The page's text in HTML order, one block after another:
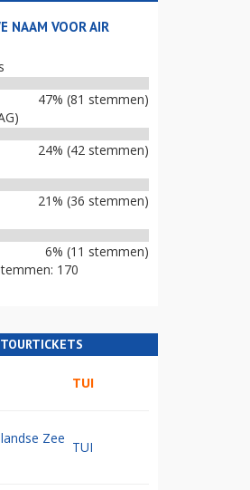
NAAM VOOR AIR
47% (81 stemmen)
24% (42 stemmen)
21% (36 stemmen)
6% (11 stemmen)
170
TUI
Zee
TUI